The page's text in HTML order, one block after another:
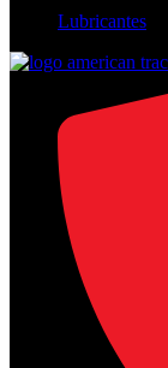
Lubricantes